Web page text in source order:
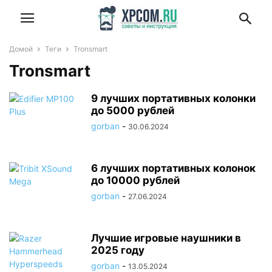
Домой Теги Tronsmart
Tronsmart
9 лучших портативных колонки
до 5000 рублей
gorban - 30.06.2024
6 лучших портативных колонок
до 10000 рублей
gorban - 27.06.2024
Лучшие игровые наушники в
2025 году
gorban - 13.05.2024